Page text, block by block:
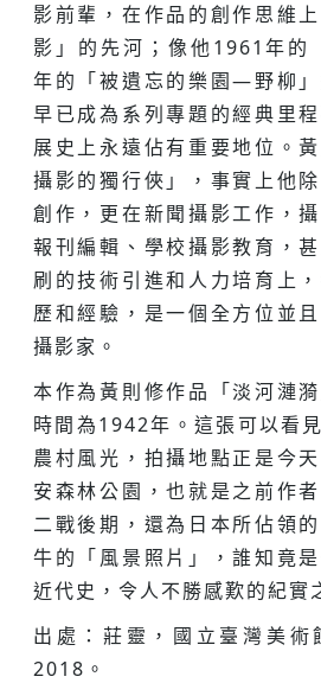
影前輩，在作品的創作思維
影」的先河；像他1961年的
年的「被遺忘的樂園—野柳」
早已成為系列專題的經典里
展史上永遠佔有重要地位。
攝影的獨行俠」，事實上他
創作，更在新聞攝影工作，
報刊編輯、學校攝影教育，
刷的技術引進和人力培育上
歷和經驗，是一個全方位並
攝影家。
本作為黃則修作品「淡河漣
時間為1942年。這張可以看
農村風光，拍攝地點正是今
安森林公園，也就是之前作
二戰後期，還為日本所佔領
牛的「風景照片」，誰知竟
近代史，令人不勝感歎的紀實
出處：莊靈，國立臺灣美術
2018。